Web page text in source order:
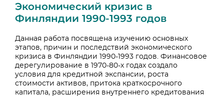
Экономический кризис в
Финляндии 1990-1993 годов
Данная работа посвящена изучению основных
этапов, причин и последствий экономического
кризиса в Финляндии 1990-1993 годов. Финансовое
дерегулирование в 1970-80-х годах создало
условия для кредитной экспансии, роста
стоимости активов, притока краткосрочного
капитала, расширения внутреннего кредитования